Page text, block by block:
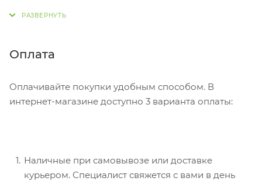
Нажмите кнопку «Оформить заказ».
Оплата
Оплачивайте покупки удобным способом. В
интернет-магазине доступно 3 варианта оплаты:
Наличные при самовывозе или доставке
курьером. Специалист свяжется с вами в день